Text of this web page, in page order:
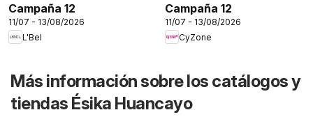
Campaña 12
11/07 - 13/08/2026
L'Bel
Campaña 12
11/07 - 13/08/2026
CyZone
Más información sobre los catálogos y
tiendas Ésika Huancayo